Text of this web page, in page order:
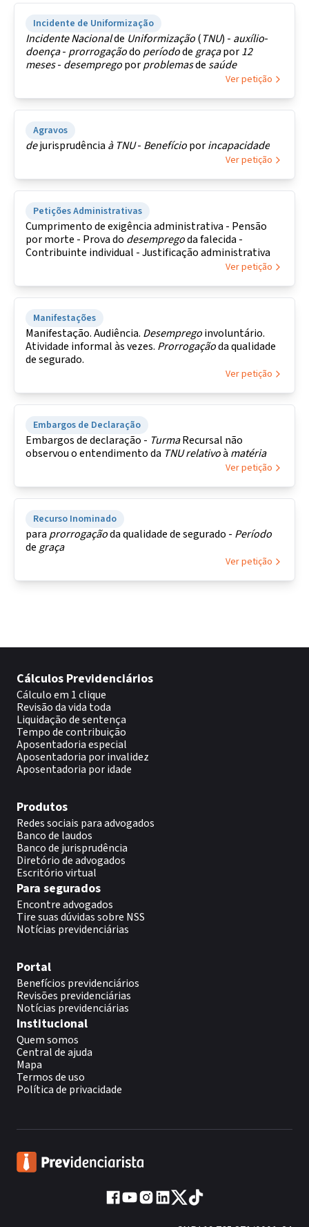
Incidente de Uniformização
IncidenteNacionalde Uniformização(TNU) - auxílio-
doença- prorrogaçãodo períododegraçapor12
meses- desempregoporproblemasde saúde
Ver petição
Agravos
dejurisprudência à TNU- Benefícioporincapacidade
Ver petição
Petições Administrativas
Cumprimento de exigência administrativa - Pensão
por morte - Prova do desempregoda falecida -
Contribuinte individual - Justificação administrativa
Ver petição
Manifestações
Manifestação. Audiência. Desempregoinvoluntário.
Atividade informal às vezes. Prorrogaçãoda qualidade
de segurado.
Ver petição
Embargos de Declaração
Embargos de declaração - TurmaRecursal não
observou o entendimento da TNUrelativoà matéria
Ver petição
Recurso Inominado
para prorrogaçãoda qualidade de segurado - Período
degraça
Ver petição
Cálculos Previdenciários
Cálculo em 1 clique
Revisão da vida toda
Liquidação de sentença
Tempo de contribuição
Aposentadoria especial
Aposentadoria por invalidez
Aposentadoria por idade
Produtos
Redes sociais para advogados
Banco de laudos
Banco de jurisprudência
Diretório de advogados
Escritório virtual
Para segurados
Encontre advogados
Tire suas dúvidas sobre NSS
Notícias previdenciárias
Portal
Benefícios previdenciários
Revisões previdenciárias
Notícias previdenciárias
Institucional
Quem somos
Central de ajuda
Mapa
Termos de uso
Política de privacidade